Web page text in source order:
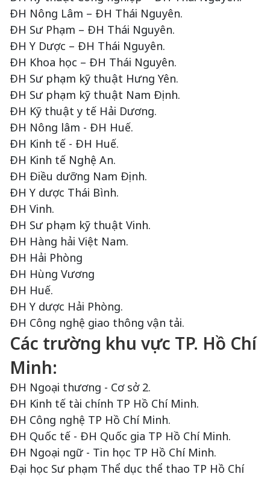
ĐH Nông Lâm – ĐH Thái Nguyên.
ĐH Sư Phạm – ĐH Thái Nguyên.
ĐH Y Dược – ĐH Thái Nguyên.
ĐH Khoa học – ĐH Thái Nguyên.
ĐH Sư phạm kỹ thuật Hưng Yên.
ĐH Sư phạm kỹ thuật Nam Định.
ĐH Kỹ thuật y tế Hải Dương.
ĐH Nông lâm - ĐH Huế.
ĐH Kinh tế - ĐH Huế.
ĐH Kinh tế Nghệ An.
ĐH Điều dưỡng Nam Định.
ĐH Y dược Thái Bình.
ĐH Vinh.
ĐH Sư phạm kỹ thuật Vinh.
ĐH Hàng hải Việt Nam.
ĐH Hải Phòng
ĐH Hùng Vương
ĐH Huế.
ĐH Y dược Hải Phòng.
ĐH Công nghệ giao thông vận tải.
Các trường khu vực TP. Hồ Chí
Minh:
ĐH Ngoại thương - Cơ sở 2.
ĐH Kinh tế tài chính TP Hồ Chí Minh.
ĐH Công nghệ TP Hồ Chí Minh.
ĐH Quốc tế - ĐH Quốc gia TP Hồ Chí Minh.
ĐH Ngoại ngữ - Tin học TP Hồ Chí Minh.
Đại học Sư phạm Thể dục thể thao TP Hồ Chí